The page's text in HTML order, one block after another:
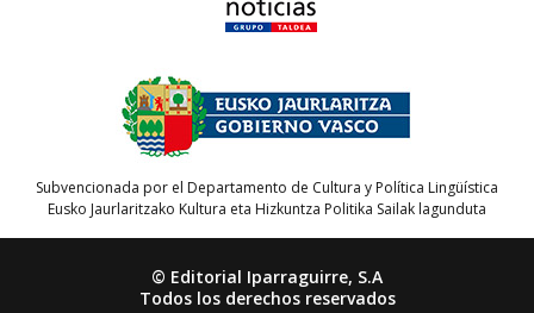
Subvencionada por el Departamento de Cultura y Política Lingüística
Eusko Jaurlaritzako Kultura eta Hizkuntza Politika Sailak lagunduta
© Editorial Iparraguirre, S.A
Todos los derechos reservados